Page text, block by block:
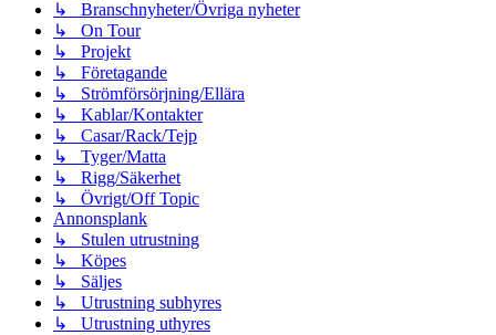
↳ Branschnyheter/Övriga nyheter
↳ On Tour
↳ Projekt
↳ Företagande
↳ Strömförsörjning/Ellära
↳ Kablar/Kontakter
↳ Casar/Rack/Tejp
↳ Tyger/Matta
↳ Rigg/Säkerhet
↳ Övrigt/Off Topic
Annonsplank
↳ Stulen utrustning
↳ Köpes
↳ Säljes
↳ Utrustning subhyres
↳ Utrustning uthyres